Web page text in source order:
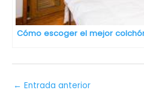
Cómo escoger el mejor
← Entrada anterior